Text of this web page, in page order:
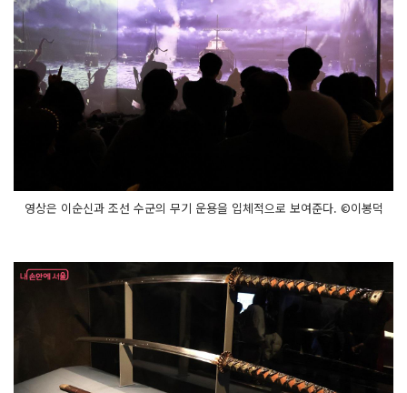
영상은 이순신과 조선 수군의 무기 운용을 입체적으로 보여준다. ©이봉덕